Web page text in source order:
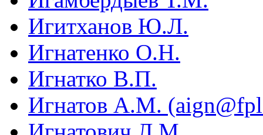
Игитханов Ю.Л.
Игнатенко О.Н.
Игнатко В.П.
Игнатов А.М.